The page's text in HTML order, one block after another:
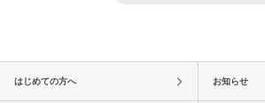
はじめての方へ お知らせ